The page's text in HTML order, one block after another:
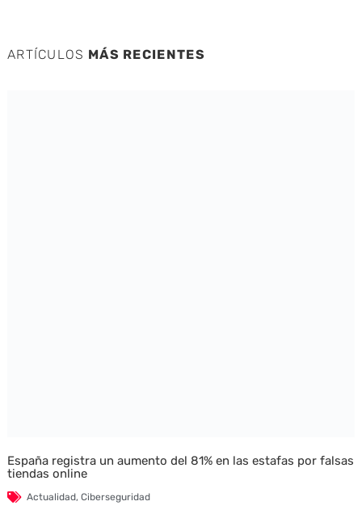
ARTÍCULOS MÁS RECIENTES
España registra un aumento del 81% en las estafas por falsas
tiendas online
Actualidad, Ciberseguridad